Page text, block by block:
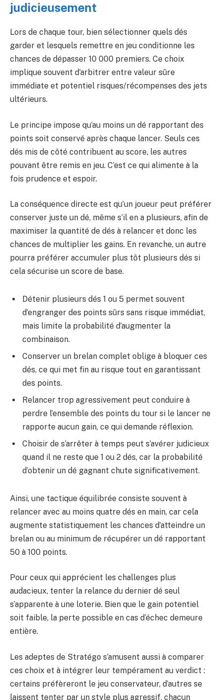
judicieusement
Lors de chaque tour, bien sélectionner quels dés
garder et lesquels remettre en jeu conditionne les
chances de dépasser 10 000 premiers. Ce choix
implique souvent d’arbitrer entre valeur sûre
immédiate et potentiel risques/récompenses des jets
ultérieurs.
Le principe impose qu’au moins un dé rapportant des
points soit conservé après chaque lancer. Seuls ces
dés mis de côté contribuent au score, les autres
pouvant être remis en jeu. C’est ce qui alimente à la
fois prudence et espoir.
La conséquence directe est qu’un joueur peut préférer
conserver juste un dé, même s’il en a plusieurs, afin de
maximiser la quantité de dés à relancer et donc les
chances de multiplier les gains. En revanche, un autre
pourra préférer accumuler plus tôt plusieurs dés si
cela sécurise un score de base.
Détenir plusieurs dés 1 ou 5 permet souvent
d’engranger des points sûrs sans risque immédiat,
mais limite la probabilité d’augmenter la
combinaison.
Conserver un brelan complet oblige à bloquer ces
dés, ce qui met fin au risque tout en garantissant
des points.
Relancer trop agressivement peut conduire à
perdre l’ensemble des points du tour si le lancer ne
rapporte aucun gain, ce qui demande réflexion.
Choisir de s’arrêter à temps peut s’avérer judicieux
quand il ne reste que 1 ou 2 dés, car la probabilité
d’obtenir un dé gagnant chute significativement.
Ainsi, une tactique équilibrée consiste souvent à
relancer avec au moins quatre dés en main, car cela
augmente statistiquement les chances d’atteindre un
brelan ou au minimum de récupérer un dé rapportant
50 à 100 points.
Pour ceux qui apprécient les challenges plus
audacieux, tenter la relance du dernier dé seul
s’apparente à une loterie. Bien que le gain potentiel
soit faible, la perte possible en cas d’échec demeure
entière.
Les adeptes de Stratégo s’amusent aussi à comparer
ces choix et à intégrer leur tempérament au verdict :
certains préfèreront le jeu conservateur, d’autres se
laissent tenter par un style plus agressif, chacun